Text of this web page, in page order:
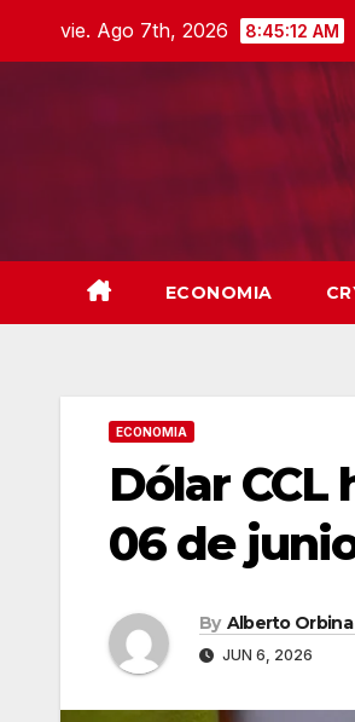
vie. Ago 7th, 2026 8:45:13 AM
ECONOMIA
ECONOMIA
Dólar
06 de
By Alberto Orbina
JUN 6, 2026